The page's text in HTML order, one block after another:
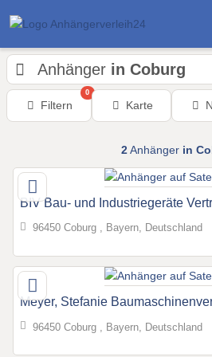
Anhänger in Coburg
Filtern
0
Karte
2Anhänger in
BIV Bau- und Industriegeräte
96450 Coburg , Bayern, Deutschland
Meyer, Stefanie
96450 Coburg , Bayern, Deutschland